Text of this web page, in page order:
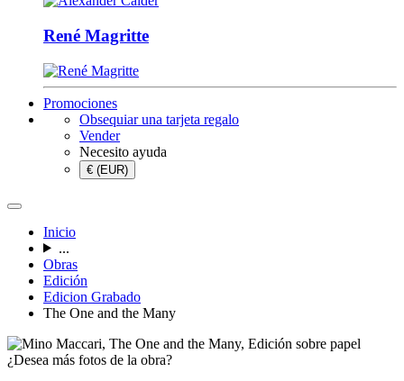
René Magritte
Promociones
Obsequiar una tarjeta regalo
Vender
Necesito ayuda
€ (EUR)
Inicio
...
Obras
Edición
Edicion Grabado
The One and the Many
¿Desea más fotos de la obra?